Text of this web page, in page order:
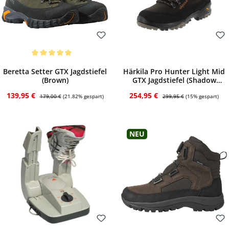
Bewerten
Beretta Setter GTX Jagdstiefel
(Brown)
Verkaufspreis:
139,95 € Regulärer Preis:
179,00 € (21.82% gespart)
Härkila Pro Hunter Light Mid
GTX Jagdstiefel (Shadow
Verkaufspreis:
254,95 € Regulärer Preis:
299,95 € (15% gespart)
Neu